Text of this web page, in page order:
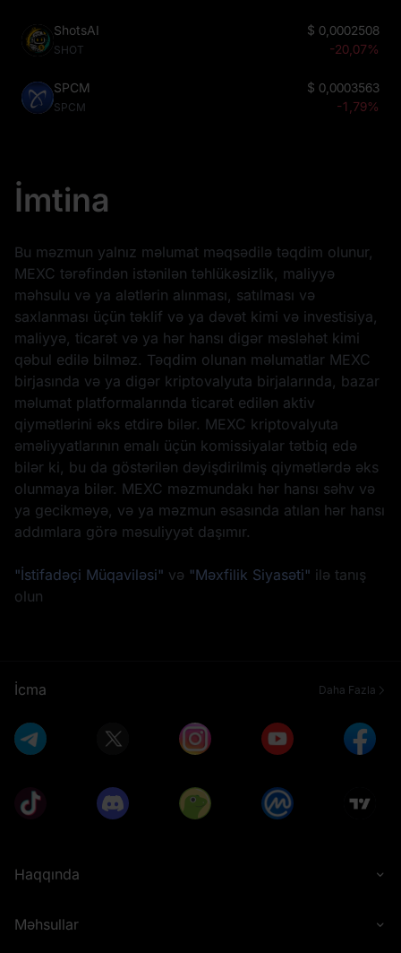
ShotsAI
SHOT
$ 0,0002508
-20,07%
SPCM
SPCM
$ 0,0003563
-1,79%
İmtina
Bu məzmun yalnız məlumat məqsədilə təqdim olunur,
MEXC tərəfindən istənilən təhlükəsizlik, maliyyə
məhsulu və ya alətlərin alınması, satılması və
saxlanması üçün təklif və ya dəvət kimi və investisiya,
maliyyə, ticarət və ya hər hansı digər məsləhət kimi
qəbul edilə bilməz. Təqdim olunan məlumatlar MEXC
birjasında və ya digər kriptovalyuta birjalarında, bazar
məlumat platformalarında ticarət edilən aktiv
qiymətlərini əks etdirə bilər. MEXC kriptovalyuta
əməliyyatlarının emalı üçün komissiyalar tətbiq edə
bilər ki, bu da göstərilən dəyişdirilmiş qiymətlərdə əks
olunmaya bilər. MEXC məzmundakı hər hansı səhv və
ya gecikməyə, və ya məzmun əsasında atılan hər hansı
addımlara görə məsuliyyət daşımır.
"İstifadəçi Müqaviləsi" və "Məxfilik Siyasəti" ilə tanış
olun
İcma Daha Fazla
Haqqında
Məhsullar